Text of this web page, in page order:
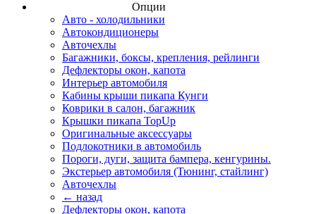
Опции
Авто - холодильники
Автокондиционеры
Авточехлы
Багажники, боксы, крепления, рейлинги
Дефлекторы окон, капота
Интерьер автомобиля
Кабины крыши пикапа Кунги
Коврики в салон, багажник
Крышки пикапа TopUp
Оригинальные аксессуары
Подлокотники в автомобиль
Пороги, дуги, защита бампера, кенгурины.
Экстерьер автомобиля (Тюнинг, стайлинг)
Авточехлы
← назад
Дефлекторы окон, капота